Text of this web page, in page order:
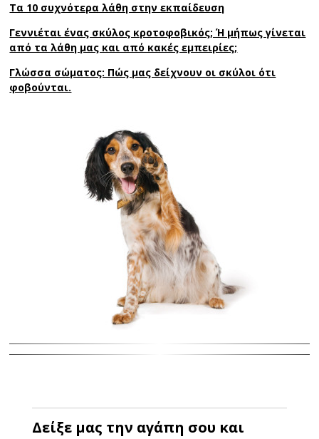
Τα 10 συχνότερα λάθη στην εκπαίδευση
Γεννιέται ένας σκύλος κροτοφοβικός; Ή μήπως γίνεται
από τα λάθη μας και από κακές εμπειρίες;
Γλώσσα σώματος: Πώς μας δείχνουν οι σκύλοι ότι
φοβούνται.
Δείξε μας την αγάπη σου και